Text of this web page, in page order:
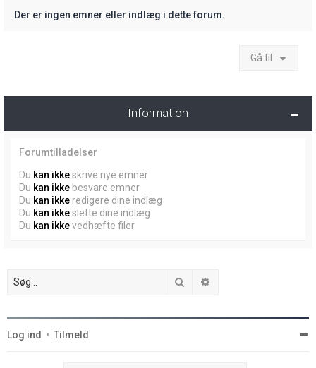
Der er ingen emner eller indlæg i dette forum.
Gå til
Information
Forumtilladelser
Du kan ikkeskrive nye emner
Du kan ikke besvare emner
Du kan ikke redigere dine indlæg
Du kan ikkeslette dine indlæg
Du kan ikkevedhæfte filer
Søg
Log ind • Tilmeld